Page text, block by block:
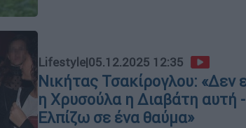
Lifestyle|05.12.2025 12:35
Νικήτας Τσακίρογλου: «Δεν
η Χρυσούλα η Διαβάτη αυτή -
Ελπίζω σε ένα θαύμα»